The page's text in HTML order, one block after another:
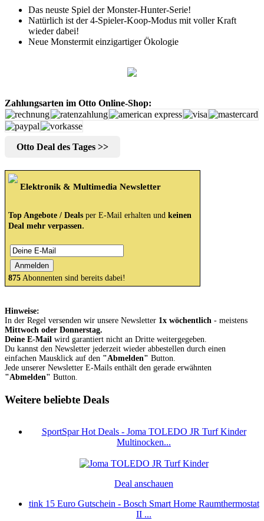
Das neuste Spiel der Monster-Hunter-Serie!
Natürlich ist der 4-Spieler-Koop-Modus mit voller Kraft
wieder dabei!
Neue Monstermit einzigartiger Ökologie
Zahlungsarten im Otto Online-Shop:
Otto Deal des Tages >>
Elektronik & Multimedia Newsletter
Top Angebote / Deals per E-Mail erhalten und keinen
Deal mehr verpassen.
875 Abonnenten sind bereits dabei!
Hinweise:
In der Regel versenden wir unsere Newsletter 1x wöchentlich - meistens
Mittwoch oder Donnerstag.
Deine E-Mail wird garantiert nicht an Dritte weitergegeben.
Du kannst den Newsletter jederzeit wieder abbestellen durch einen
einfachen Mausklick auf den "Abmelden" Button.
Jede unserer Newsletter E-Mails enthält den gerade erwähnten
"Abmelden" Button.
Weitere beliebte Deals
SportSpar Hot Deals - Joma TOLEDO JR Turf Kinder
Multinocken...
Deal anschauen
tink 15 Euro Gutschein - Bosch Smart Home Raumthermostat
II ...